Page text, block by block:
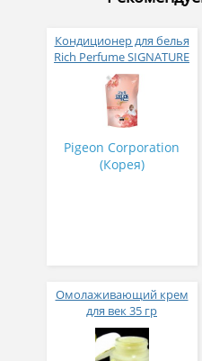
Кондиционер для белья
Rich Perfume SIGNATURE
парфюмированный
супер-концентрат с
ароматом Фиеста 1,6 л
Pigeon Corporation
(Корея)
Омолаживающий крем
для век 35 гр